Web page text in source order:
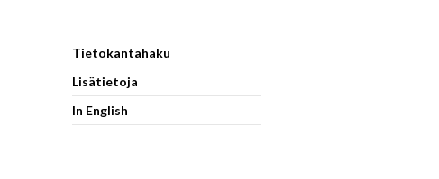
Tietokantahaku
Lisätietoja
In English